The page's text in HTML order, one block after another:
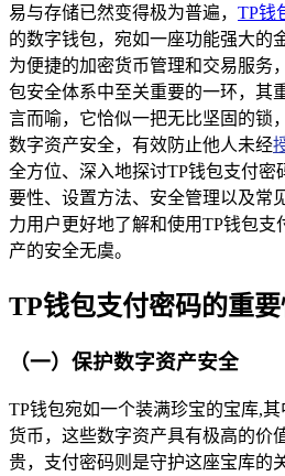
易与存储已然变得极为普遍， TP钱
的数字钱包，宛如一座功能强大的
为便捷的加密货币管理和交易服务
包安全体系中至关重要的一环，其
言而喻，它恰似一把无比坚固的锁
数字资产安全，有效防止他人未经
全方位、深入地探讨TP钱包支付密
要性、设置方法、安全管理以及常
力用户更好地了解和使用TP钱包支
产的安全无虞。
TP钱包支付密码的重
（一）保护数字资产安全
TP钱包宛如一个装满珍宝的宝库,
货币，这些数字资产具有极高的价
贵，支付密码则是守护这座宝库的